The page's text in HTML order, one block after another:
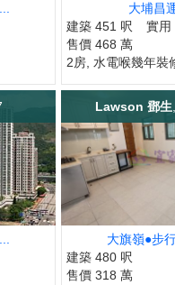
大埔昌
建築 451 呎
實用
售價 468 萬
2房, 水電喉幾年裝
Lawson 鄧生
大旗嶺●步
建築 480 呎
售價 318 萬